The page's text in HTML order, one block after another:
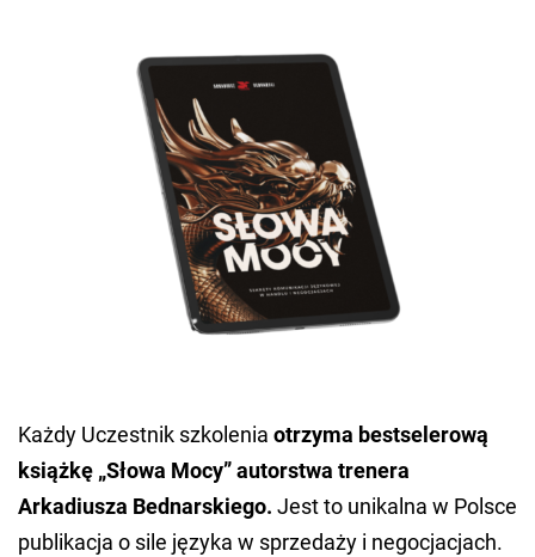
Każdy Uczestnik szkolenia otrzyma bestselerową
książkę „Słowa Mocy”autorstwa trenera
Arkadiusza Bednarskiego. Jest to unikalna w Polsce
publikacja o sile języka w sprzedaży i negocjacjach.